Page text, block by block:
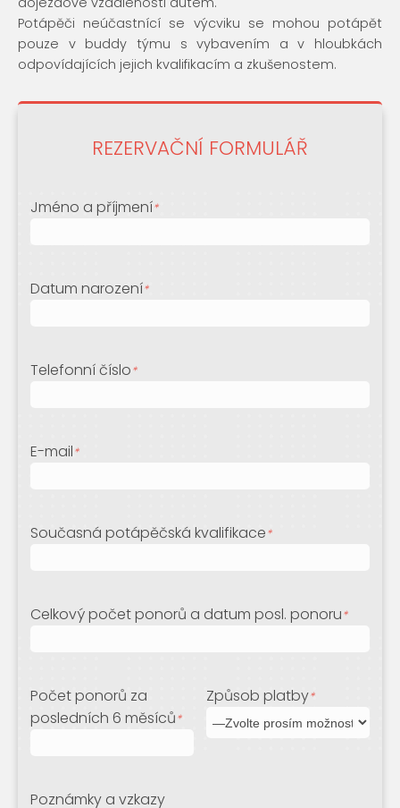
Potápěči neúčastnící se výcviku se mohou potápět
pouze v buddy týmu s vybavením a v hloubkách
odpovídajících jejich kvalifikacím a zkušenostem.
REZERVAČNÍ FORMULÁŘ
Jméno a příjmení*
Datum narození*
Telefonní číslo*
E-mail*
Současná potápěčská kvalifikace*
Celkový počet ponorů a datum posl. ponoru*
Počet ponorů za
posledních 6 měsíců*
Způsob platby*
Poznámky a vzkazy